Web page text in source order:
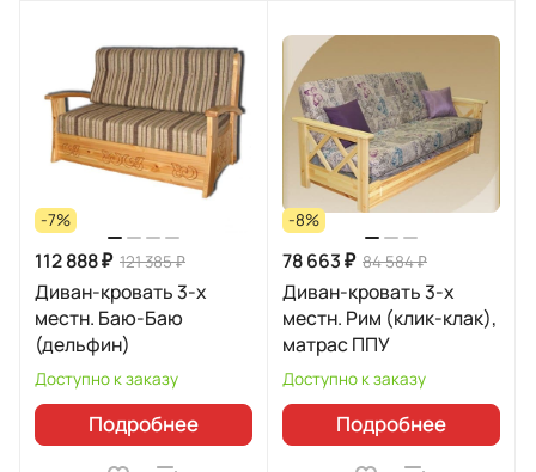
-7%
112 888 ₽ 121 385 ₽
Диван-кровать 3-х
местн. Баю-Баю
(дельфин)
Доступно к заказу
Подробнее
-8%
78 663 ₽ 84 584 ₽
Диван-кровать 3-х
местн. Рим (клик-клак),
матрас ППУ
Доступно к заказу
Подробнее